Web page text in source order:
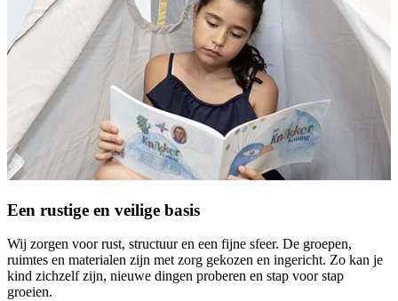
Een rustige en veilige basis
Wij zorgen voor rust, structuur en een fijne sfeer. De groepen,
ruimtes en materialen zijn met zorg gekozen en ingericht. Zo kan je
kind zichzelf zijn, nieuwe dingen proberen en stap voor stap
groeien.